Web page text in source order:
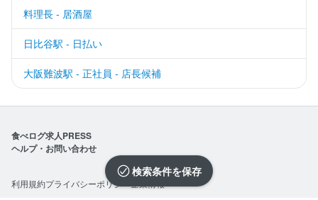
検索条件を保存
料理長 - 居酒屋
日比谷駅 - 日払い
大阪難波駅 - 正社員 - 店長候補
食べログ求人PRESS
ヘルプ・お問い合わせ
利用規約プライバシーポリシー